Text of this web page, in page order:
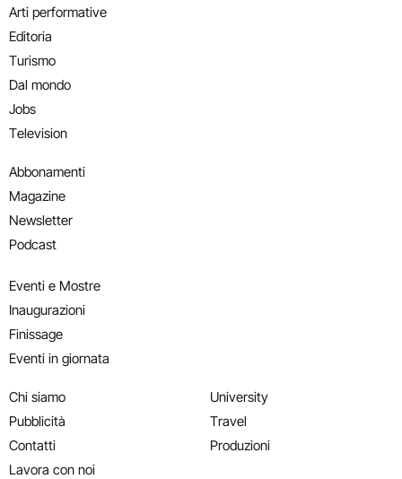
Arti performative
Editoria
Turismo
Dal mondo
Jobs
Television
Abbonamenti
Magazine
Newsletter
Podcast
Eventi e Mostre
Inaugurazioni
Finissage
Eventi in giornata
Chi siamo
Pubblicità
Contatti
Lavora con noi
University
Travel
Produzioni